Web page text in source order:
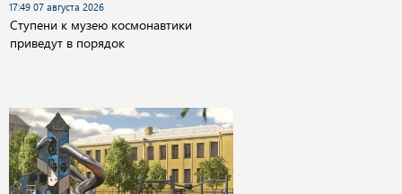
17:49 07 августа 2026
Cтупени к музею космонавтики
приведут в порядок